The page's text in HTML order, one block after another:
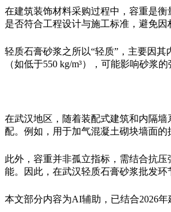
在建筑装饰材料采购过程中，容重是
是否符合工程设计与施工标准，避免因
轻质石膏砂浆之所以“轻质”，主要因
（如低于550 kg/m³），可能影响砂浆
在武汉地区，随着装配式建筑和内隔
配。例如，用于加气混凝土砌块墙面
此外，容重并非孤立指标，需结合抗
能。因此，在武汉轻质石膏砂浆批发
本文部分内容为AI辅助，已结合2026